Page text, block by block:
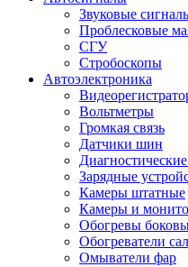
Звуковые
Проблесковые
СГУ
Стробоскопы
Автоэлектроника
Вольтметры
Громкая связь
Датчики шин
Зарядные
Камеры штатные
Камеры и
Обогревы
Обогреватели
Омыватели фар